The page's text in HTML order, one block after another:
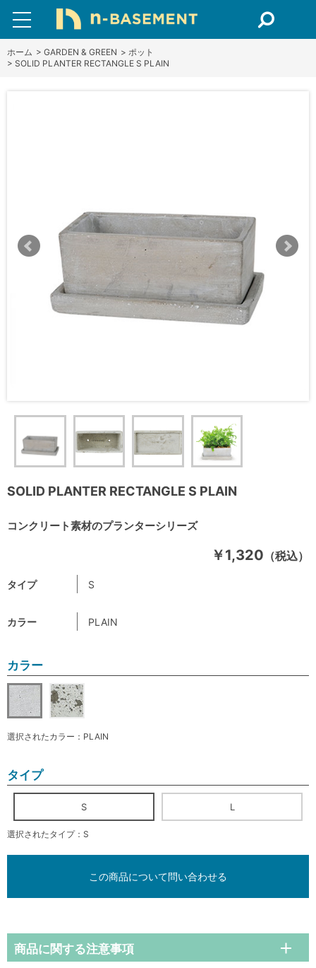
ホーム > GARDEN & GREEN > ポット
> SOLID PLANTER RECTANGLE S PLAIN
SOLID PLANTER RECTANGLE S PLAIN
コンクリート素材のプランターシリーズ
￥1,320 （税込）
タイプ S
カラー PLAIN
カラー
選択されたカラー：PLAIN
タイプ
S L
選択されたタイプ：S
この商品について問い合わせる
商品に関する注意事項